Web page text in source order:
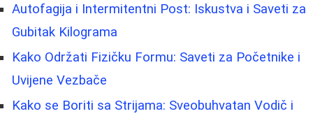
Autofagija i Intermitentni Post: Iskustva i Saveti za
Gubitak Kilograma
Kako Održati Fizičku Formu: Saveti za Početnike i
Uvijene Vezbače
Kako se Boriti sa Strijama: Sveobuhvatan Vodič i